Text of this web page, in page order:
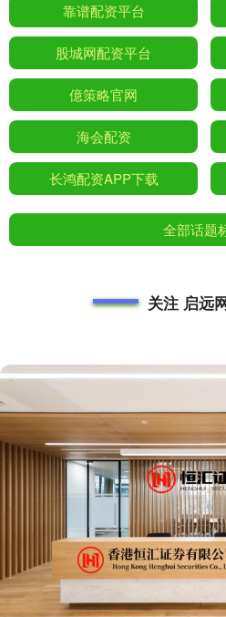
靠谱配资平台
股城网配资平台
億策略官网
海会配资
长鸿配资APP下载
全部话题
关注 启远